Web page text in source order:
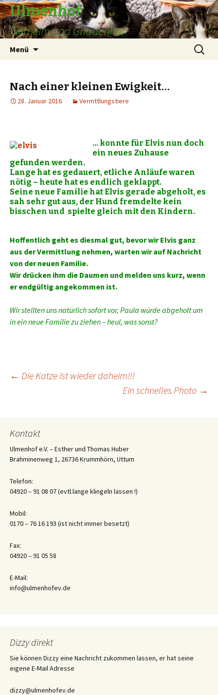
Ulmenhof
Tierheim und Gnadenhof
Menü
Suchen
nach:
Nach einer kleinen Ewigkeit…
28. Januar 2016 Vermttlungstiere
… konnte für Elvis nun doch
ein neues Zuhause
gefunden werden.
Lange hat es gedauert, etliche Anläufe waren
nötig – heute hat es endlich geklappt.
Seine neue Familie hat Elvis gerade abgeholt, es
sah sehr gut aus, der Hund fremdelte kein
bisschen und spielte gleich mit den Kindern.
Hoffentlich geht es diesmal gut, bevor wir Elvis ganz
aus der Vermittlung nehmen, warten wir auf Nachricht
von der neuen Familie.
Wir drücken ihm die Daumen und melden uns kurz, wenn
er endgültig angekommen ist.
Wir stellten uns natürlich sofort vor, Paula würde abgeholt um
in ein neue Familie zu ziehen – heul, was sonst?
Beitrags-
← Die Katze ist wieder daheim!!!
Ein schnelles Photo →
Kontakt
Ulmenhof e.V. – Esther und Thomas Huber
Brahminenweg 1, 26736 Krummhörn, Uttum
Telefon:
04920 – 91 08 07 (evtl.lange klingeln lassen !)
Mobil:
0170 – 76 16 193 (ist nicht immer besetzt)
Fax:
04920 – 91 05 58
E-Mail:
info@ulmenhofev.de
Dizzy direkt
Sie können Dizzy eine Nachricht zukommen lassen, er hat seine
eigene E-Mail Adresse
dizzy@ulmenhofev.de